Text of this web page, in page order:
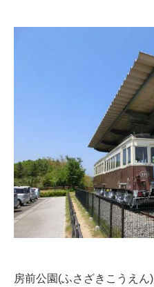
房前公園(ふさざきこうえん)